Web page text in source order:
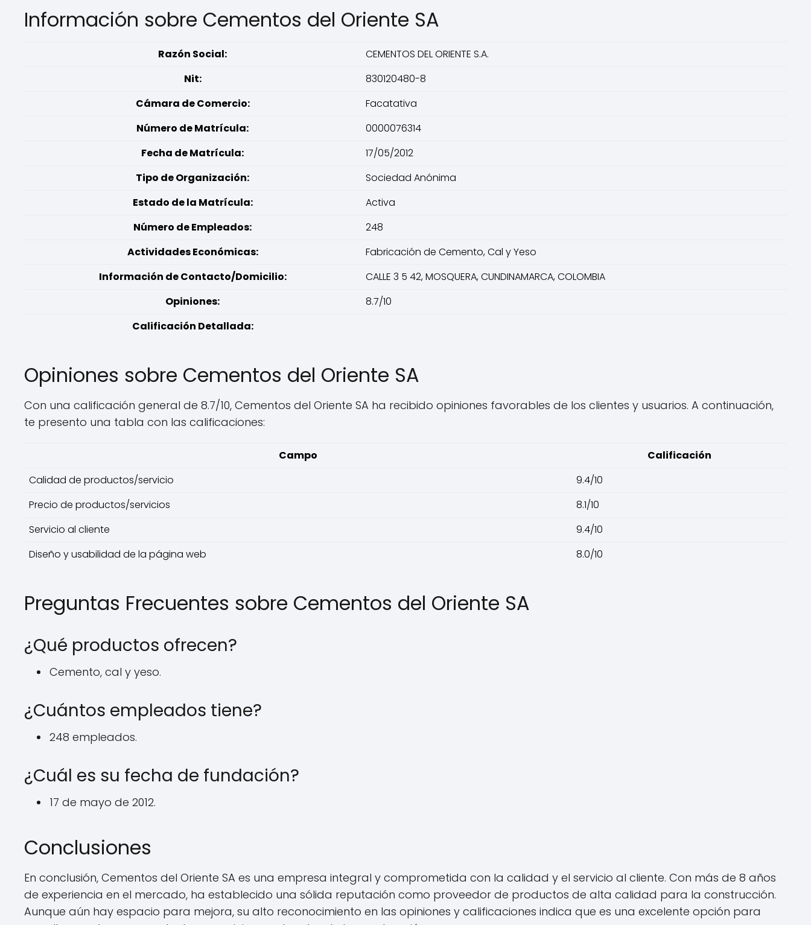
Información sobre Cementos del Oriente SA
Razón Social:
CEMENTOS DEL ORIENTE S.A.
Nit:
830120480-8
Cámara de Comercio:
Facatativa
Número de Matrícula:
0000076314
Fecha de Matrícula:
17/05/2012
Tipo de Organización:
Sociedad Anónima
Estado de la Matrícula:
Activa
Número de Empleados:
248
Actividades Económicas:
Fabricación de Cemento, Cal y Yeso
Información de Contacto/Domicilio:
CALLE 3 5 42, MOSQUERA, CUNDINAMARCA, COLOMBIA
Opiniones:
8.7/10
Calificación Detallada:
Opiniones sobre Cementos del Oriente SA
Con una calificación general de 8.7/10, Cementos del Oriente SA ha recibido opiniones favorables de los clientes y usuarios. A continuación,
te presento una tabla con las calificaciones:
Campo
Calificación
Calidad de productos/servicio
9.4/10
Precio de productos/servicios
8.1/10
Servicio al cliente
9.4/10
Diseño y usabilidad de la página web
8.0/10
Preguntas Frecuentes sobre Cementos del Oriente SA
¿Qué productos ofrecen?
Cemento, cal y yeso.
¿Cuántos empleados tiene?
248 empleados.
¿Cuál es su fecha de fundación?
17 de mayo de 2012.
Conclusiones
En conclusión, Cementos del Oriente SA es una empresa integral y comprometida con la calidad y el servicio al cliente. Con más de 8 años
de experiencia en el mercado, ha establecido una sólida reputación como proveedor de productos de alta calidad para la construcción.
Aunque aún hay espacio para mejora, su alto reconocimiento en las opiniones y calificaciones indica que es una excelente opción para